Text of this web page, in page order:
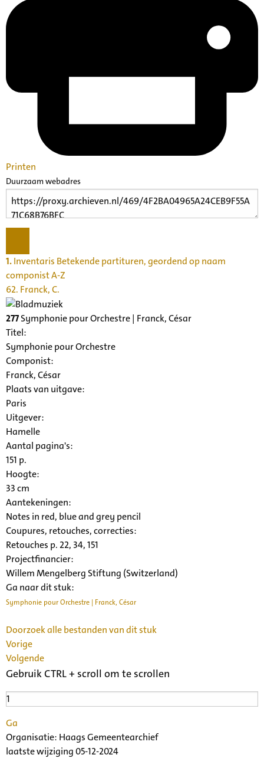
Printen
Duurzaam webadres
1.Inventaris Betekende partituren, geordend op naam
componist A-Z
62. Franck, C.
277Symphonie pour Orchestre | Franck, César
Titel:
Symphonie pour Orchestre
Componist:
Franck, César
Plaats van uitgave:
Paris
Uitgever:
Hamelle
Aantal pagina's:
151 p.
Hoogte:
33 cm
Aantekeningen:
Notes in red, blue and grey pencil
Coupures, retouches, correcties:
Retouches p. 22, 34, 151
Projectfinancier:
Willem Mengelberg Stiftung (Switzerland)
Ga naar dit stuk:
Symphonie pour Orchestre | Franck, César
Doorzoek alle bestanden van dit stuk
Vorige
Volgende
Gebruik CTRL + scroll om te scrollen
Ga
Organisatie: Haags Gemeentearchief
laatste wijziging 05-12-2024